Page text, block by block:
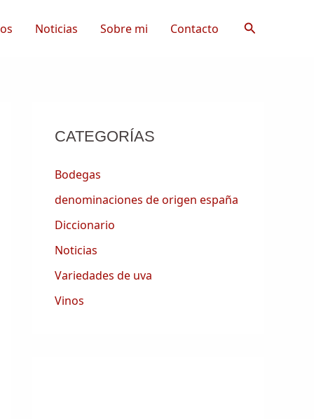
Noticias Sobre mi Contacto Buscar
CATEGORÍAS
Bodegas
denominaciones de origen españa
Diccionario
Noticias
Variedades de uva
Vinos